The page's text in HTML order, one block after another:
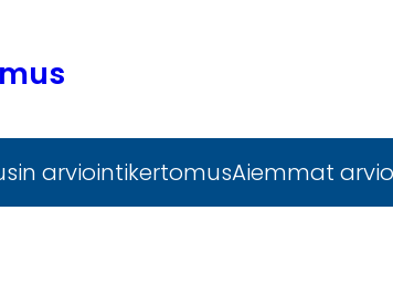
arviointikertomusAiemmat